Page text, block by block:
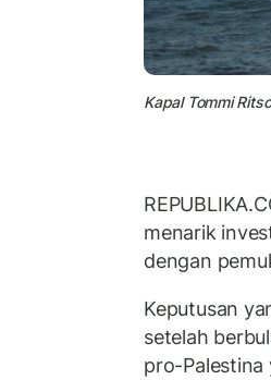
Kapal Tommi
menarik
dengan
Keputusan
setelah
pro-Palestina